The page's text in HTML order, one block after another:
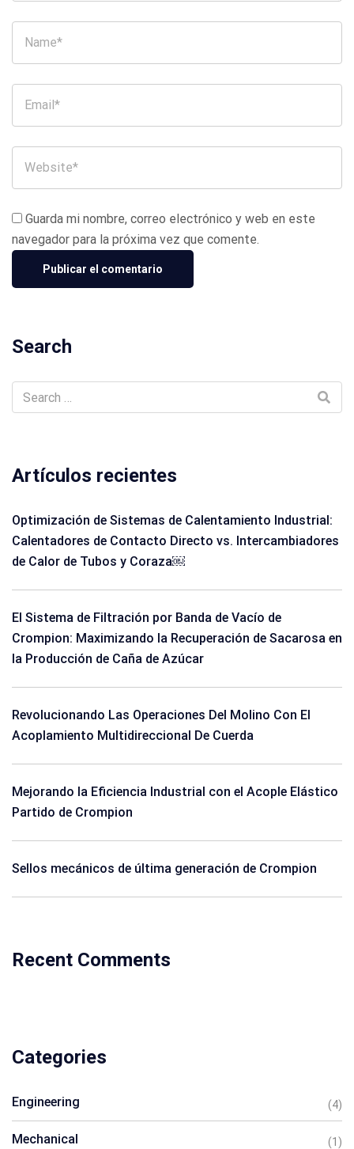
Guarda mi nombre, correo electrónico y web en este
navegador para la próxima vez que comente.
Search
Artículos recientes
Optimización de Sistemas de Calentamiento Industrial:
Calentadores de Contacto Directo vs. Intercambiadores
de Calor de Tubos y Coraza￼
El Sistema de Filtración por Banda de Vacío de
Crompion: Maximizando la Recuperación de Sacarosa en
la Producción de Caña de Azúcar
Revolucionando Las Operaciones Del Molino Con El
Acoplamiento Multidireccional De Cuerda
Mejorando la Eficiencia Industrial con el Acople Elástico
Partido de Crompion
Sellos mecánicos de última generación de Crompion
Recent Comments
Categories
Engineering (4)
Mechanical (1)